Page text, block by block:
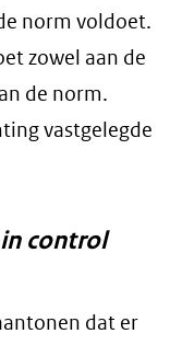
norm voldoet.
zowel aan de
de norm.
vastgelegde
control
dat er